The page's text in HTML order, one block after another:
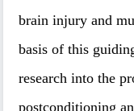
brain injury and
basis of this
research into the
postconditioning